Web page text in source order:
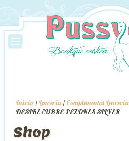
Inicio / Lenceria / Complementos Lenceria
DESIRE CUBRE PEZONES SILVER
Shop